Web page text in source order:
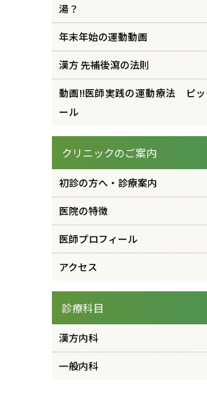
湯？
年末年始の運動動画
漢方 先補後瀉の法則
動画!!医師実践の運動療法 ピッ
ール
クリニックのご案内
初診の方へ・診療案内
医院の特徴
医師プロフィール
アクセス
診療科目
漢方内科
一般内科